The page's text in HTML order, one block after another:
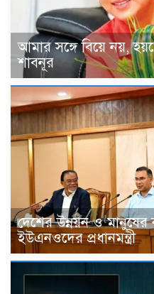
আমার সঙ্গে বিয়ে নয়,
শাবনূর
দেশের উন্নয়ন ও
ইউএনওদের প্রধানমন্ত্রী